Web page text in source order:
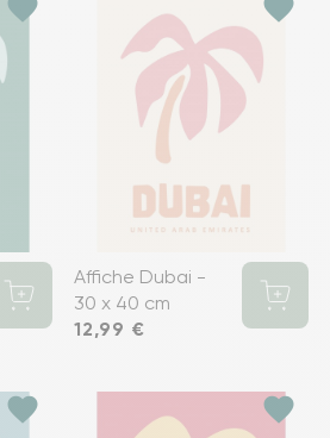
favorite favorite
Affiche Dubai -
30 x 40 cm
Prix
12,99 €
favorite favorite